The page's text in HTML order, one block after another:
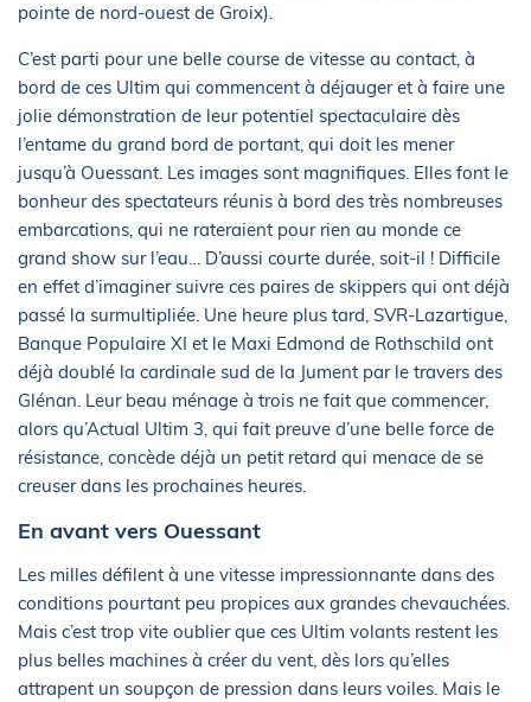
pointe de nord-ouest de Groix).
C’est parti pour une belle course de vitesse au contact, à
bord de ces Ultim qui commencent à déjauger et à faire une
jolie démonstration de leur potentiel spectaculaire dès
l’entame du grand bord de portant, qui doit les mener
jusqu’à Ouessant. Les images sont magnifiques. Elles font le
bonheur des spectateurs réunis à bord des très nombreuses
embarcations, qui ne rateraient pour rien au monde ce
grand show sur l’eau… D’aussi courte durée, soit-il ! Difficile
en effet d’imaginer suivre ces paires de skippers qui ont déjà
passé la surmultipliée. Une heure plus tard, SVR-Lazartigue,
Banque Populaire XI et le Maxi Edmond de Rothschild ont
déjà doublé la cardinale sud de la Jument par le travers des
Glénan. Leur beau ménage à trois ne fait que commencer,
alors qu’Actual Ultim 3, qui fait preuve d’une belle force de
résistance, concède déjà un petit retard qui menace de se
creuser dans les prochaines heures.
En avant vers Ouessant
Les milles défilent à une vitesse impressionnante dans des
conditions pourtant peu propices aux grandes chevauchées.
Mais c’est trop vite oublier que ces Ultim volants restent les
plus belles machines à créer du vent, dès lors qu’elles
attrapent un soupçon de pression dans leurs voiles. Mais le